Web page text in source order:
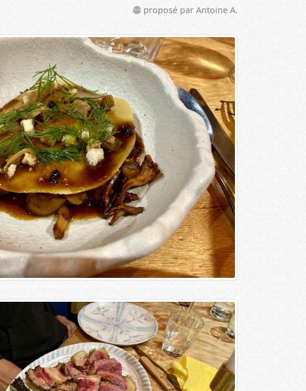
proposé par Antoine A.